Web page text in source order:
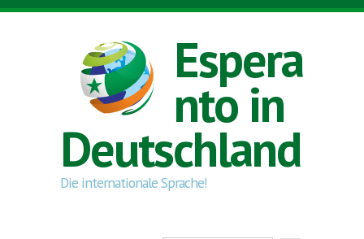
Direkt zum Inhalt
Espera
nto in
Deutschland
Die internationale Sprache!